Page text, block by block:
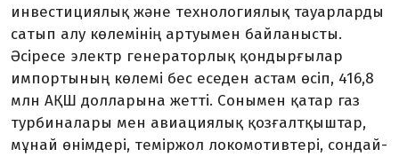
инвестициялық және технологиялық тауарларды
сатып алу көлемінің артуымен байланысты.
Әсіресе электр генераторлық қондырғылар
импортының көлемі бес еседен астам өсіп, 416,8
млн АҚШ долларына жетті. Сонымен қатар газ
турбиналары мен авиациялық қозғалтқыштар,
мұнай өнімдері, теміржол локомотивтері, сондай-